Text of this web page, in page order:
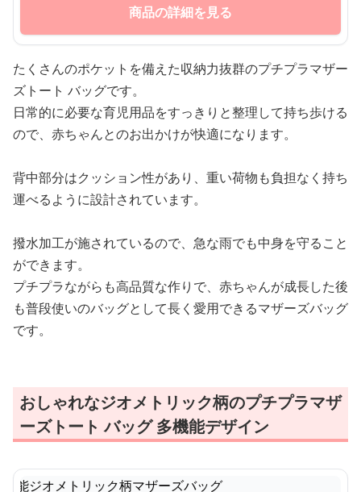
商品の詳細を見る
たくさんのポケットを備えた収納力抜群のプチプラマザー
ズトート バッグです。
日常的に必要な育児用品をすっきりと整理して持ち歩ける
ので、赤ちゃんとのお出かけが快適になります。
背中部分はクッション性があり、重い荷物も負担なく持ち
運べるように設計されています。
撥水加工が施されているので、急な雨でも中身を守ること
ができます。
プチプラながらも高品質な作りで、赤ちゃんが成長した後
も普段使いのバッグとして長く愛用できるマザーズバッグ
です。
おしゃれなジオメトリック柄のプチプラマザ
ーズトート バッグ 多機能デザイン